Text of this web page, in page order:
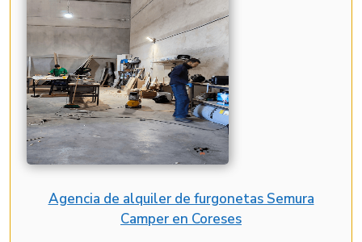
Agencia de alquiler de furgonetas Semura
Camper en Coreses